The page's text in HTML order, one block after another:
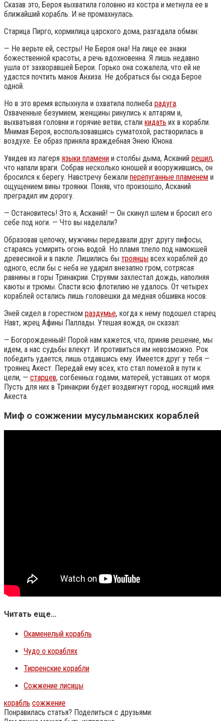
Сказав это, Бероя выхватила головню из костра и метнула ее в
ближайший корабль. И не промахнулась.
Старица Пирго, кормилица царского дома, разгадала обман:
— Не верьте ей, сестры! Не Бероя она! На лице ее знаки
божественной красоты, а речь вдохновенна. Я лишь недавно
ушла от захворавшей Берои. Горько она сожалела, что ей не
удастся почтить манов Анхиза. Не добраться бы сюда Берое
одной.
Но в это время вспыхнула и охватила полнеба радуга.
Охваченные безумием, женщины ринулись к алтарям и,
выхватывая головни и горячие ветви, стали кидать их в корабли.
Мнимая Бероя, воспользовавшись суматохой, растворилась в
воздухе. Ее образ приняла враждебная Энею Юнона.
Увидев из лагеря языки пламени и столбы дыма, Асканий решил,
что напали враги. Собрав несколько юношей и вооружившись, он
бросился к берегу. Навстречу бежали перепуганные пламенем и
ощущением вины троянки. Поняв, что произошло, Асканий
преградил им дорогу.
— Остановитесь! Это я, Асканий! — Он скинул шлем и бросил его
себе под ноги. — Что вы наделали?
Образовав цепочку, мужчины передавали друг другу пифосы,
стараясь усмирить огонь водой. Но пламя тлело под намокшей
древесиной и в пакле. Лишились бы троянцы всех кораблей до
одного, если бы с неба не ударил внезапно гром, сотрясая
равнины и горы Тринакрии. Струями захлестал дождь, наполняя
каюты и трюмы. Спасти всю флотилию не удалось. От четырех
кораблей остались лишь головешки да медная обшивка носов.
Эней сидел в горестном раздумье, когда к нему подошел старец
Навт, жрец Афины Паллады. Утешая вождя, он сказал:
— Богорожденный! Порой нам кажется, что, приняв решение, мы
идем, а нас судьбы влекут. И противиться им невозможно. Рок
победить удается, лишь отдавшись ему. Имеется друг у тебя —
троянец Акест. Передай ему всех, кто стал помехой в пути к
цели, — старцев, согбенных годами, матерей, уставших от моря.
Пусть для них в Тринакрии будет воздвигнут город, носящий имя
Акеста.
Миф о сожжении мусульманских кораблей
Читать еще…
Окаменелый корабль
Чудо о кораблях
Тирренские корабли
Сожжение лисицы
корабль сожжение
Понравилась статья? Поделиться с друзьями: